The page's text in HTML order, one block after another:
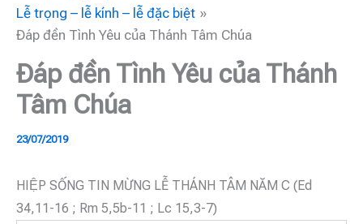
Lễ trọng – lễ kính – lễ đặc biệt
Đáp đền Tình Yêu của Thánh Tâm Chúa
Đáp đền Tình Yêu của Thánh
Tâm Chúa
23/07/2019
HIỆP SỐNG TIN MỪNG LỄ THÁNH TÂM NĂM C (Ed
34,11-16 ; Rm 5,5b-11 ; Lc 15,3-7)